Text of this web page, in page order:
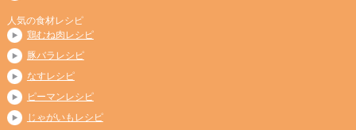
人気の食材レシピ
鶏むね肉レシピ
豚バラレシピ
なすレシピ
ピーマンレシピ
じゃがいもレシピ